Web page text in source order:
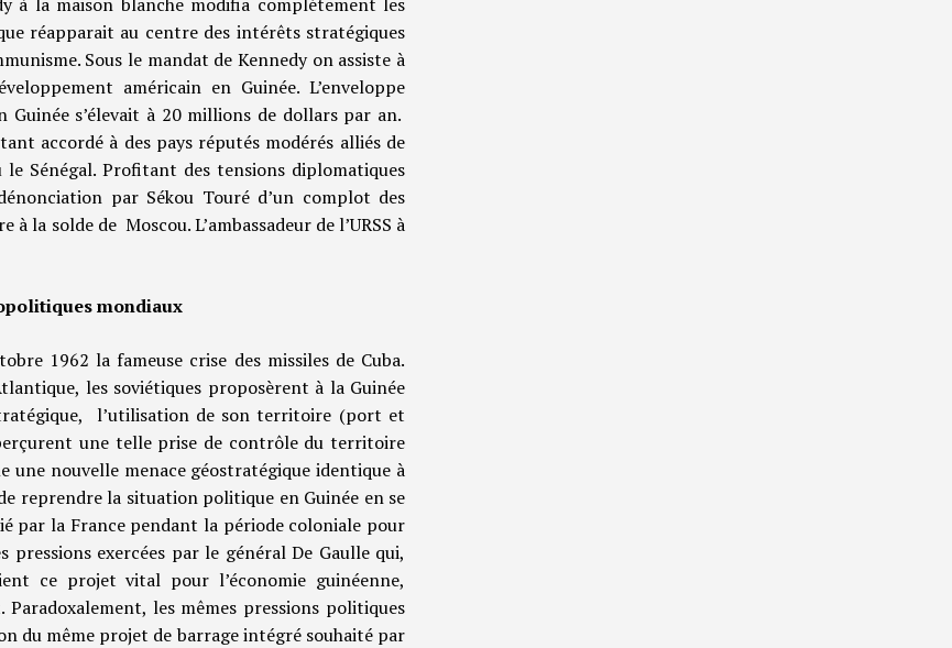
réapparait au centre des intérêts stratégiques
Sous le mandat de Kennedy on assiste à
américain en Guinée. L’enveloppe
s’élevait à 20 millions de dollars par an.
accordé à des pays réputés modérés alliés de
Sénégal. Profitant des tensions diplomatiques
par Sékou Touré d’un complot des
la solde de Moscou. L’ambassadeur de l’URSS à
mondiaux
1962 la fameuse crise des missiles de Cuba.
les soviétiques proposèrent à la Guinée
l’utilisation de son territoire (port et
une telle prise de contrôle du territoire
une nouvelle menace géostratégique identique à
reprendre la situation politique en Guinée en se
par la France pendant la période coloniale pour
pressions exercées par le général De Gaulle qui,
ce projet vital pour l’économie guinéenne,
les mêmes pressions politiques
du même projet de barrage intégré souhaité par